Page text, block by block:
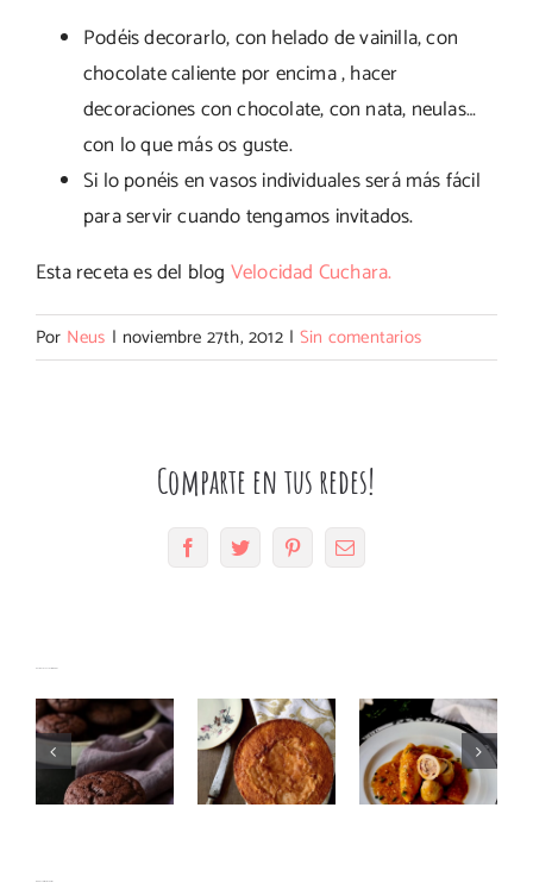
Podéis decorarlo, con helado de vainilla, con
chocolate caliente por encima , hacer
decoraciones con chocolate, con nata, neulas…
con lo que más os guste.
Si lo ponéis en vasos individuales será más fácil
para servir cuando tengamos invitados.
Esta receta es del blog Velocidad Cuchara.
Por Neus | noviembre 27th, 2012 | Sin comentarios
Comparte en tus redes!
FacebookTwitter PinterestCorreo
electrónico
de
chocolate
súper
con nata
con
Calamares
mar y
montaña